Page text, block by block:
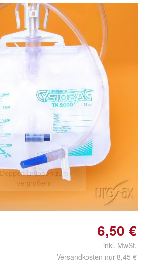
Doppelt antippen zum
vergrößern
6,50 €
inkl. MwSt.
Versandkosten nur 8,45 €